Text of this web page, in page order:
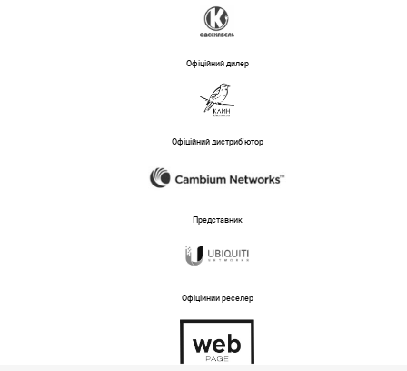
Офіційний дилер
Офіційний дистриб'ютор
Представник
Офіційний реселер